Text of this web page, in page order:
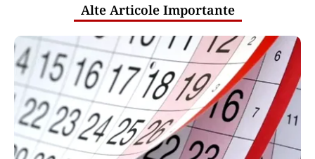
Alte Articole Importante